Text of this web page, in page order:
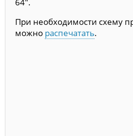
64".
При необходимости схему
можно распечатать.